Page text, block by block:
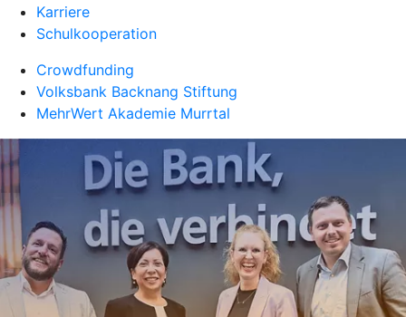
Karriere
Schulkooperation
Crowdfunding
Volksbank Backnang Stiftung
MehrWert Akademie Murrtal